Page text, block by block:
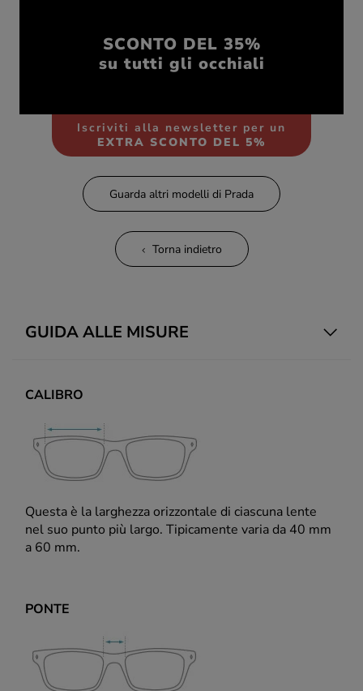
SCONTO DEL 35%
su tutti gli occhiali
Iscriviti alla newsletter per un
EXTRA SCONTO DEL 5%
Guarda altri modelli di Prada
Torna indietro
GUIDA ALLE MISURE
CALIBRO
Questa è la larghezza orizzontale di ciascuna lente
nel suo punto più largo. Tipicamente varia da 40 mm
a 60 mm.
PONTE